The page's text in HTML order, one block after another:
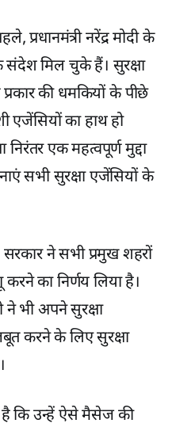
प्रधानमंत्री नरेंद्र मोदी के
मिल चुके हैं। सुरक्षा
की धमकियों के पीछे
का हाथ हो
निरंतर एक महत्वपूर्ण मुद्दा
सभी सुरक्षा एजेंसियों के
ने सभी प्रमुख शहरों
का निर्णय लिया है।
ने भी अपने सुरक्षा
करने के लिए सुरक्षा
है कि उन्हें ऐसे मैसेज की